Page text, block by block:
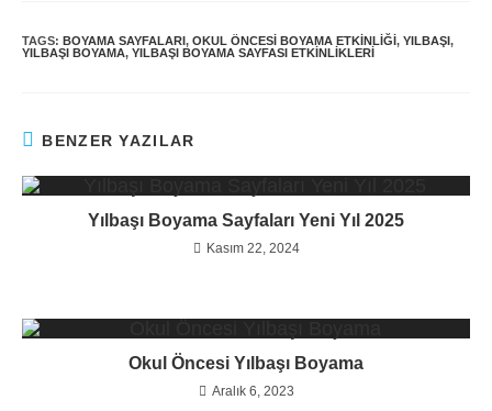
TAGS: BOYAMA SAYFALARI , OKUL ÖNCESI BOYAMA ETKINLIĞI , YILBAŞI ,
YILBAŞI BOYAMA, YILBAŞI BOYAMA SAYFASI ETKINLIKLERI
BENZER YAZILAR
Yılbaşı Boyama Sayfaları Yeni Yıl 2025
Kasım 22, 2024
Okul Öncesi Yılbaşı Boyama
Aralık 6, 2023